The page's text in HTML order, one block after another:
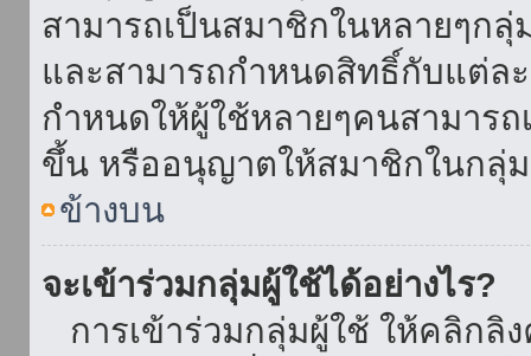
สามารถเป็นสมาชิกในหลายๆก
และสามารถกำหนดสิทธิ์กับแต่ล
กำหนดให้ผู้ใช้หลายๆคนสามารถ
ขึ้น หรืออนุญาตให้สมาชิกในกลุ่ม
ข้างบน
จะเข้าร่วมกลุ่มผู้ใช้ได้อย่างไร?
การเข้าร่วมกลุ่มผู้ใช้ ให้คลิก